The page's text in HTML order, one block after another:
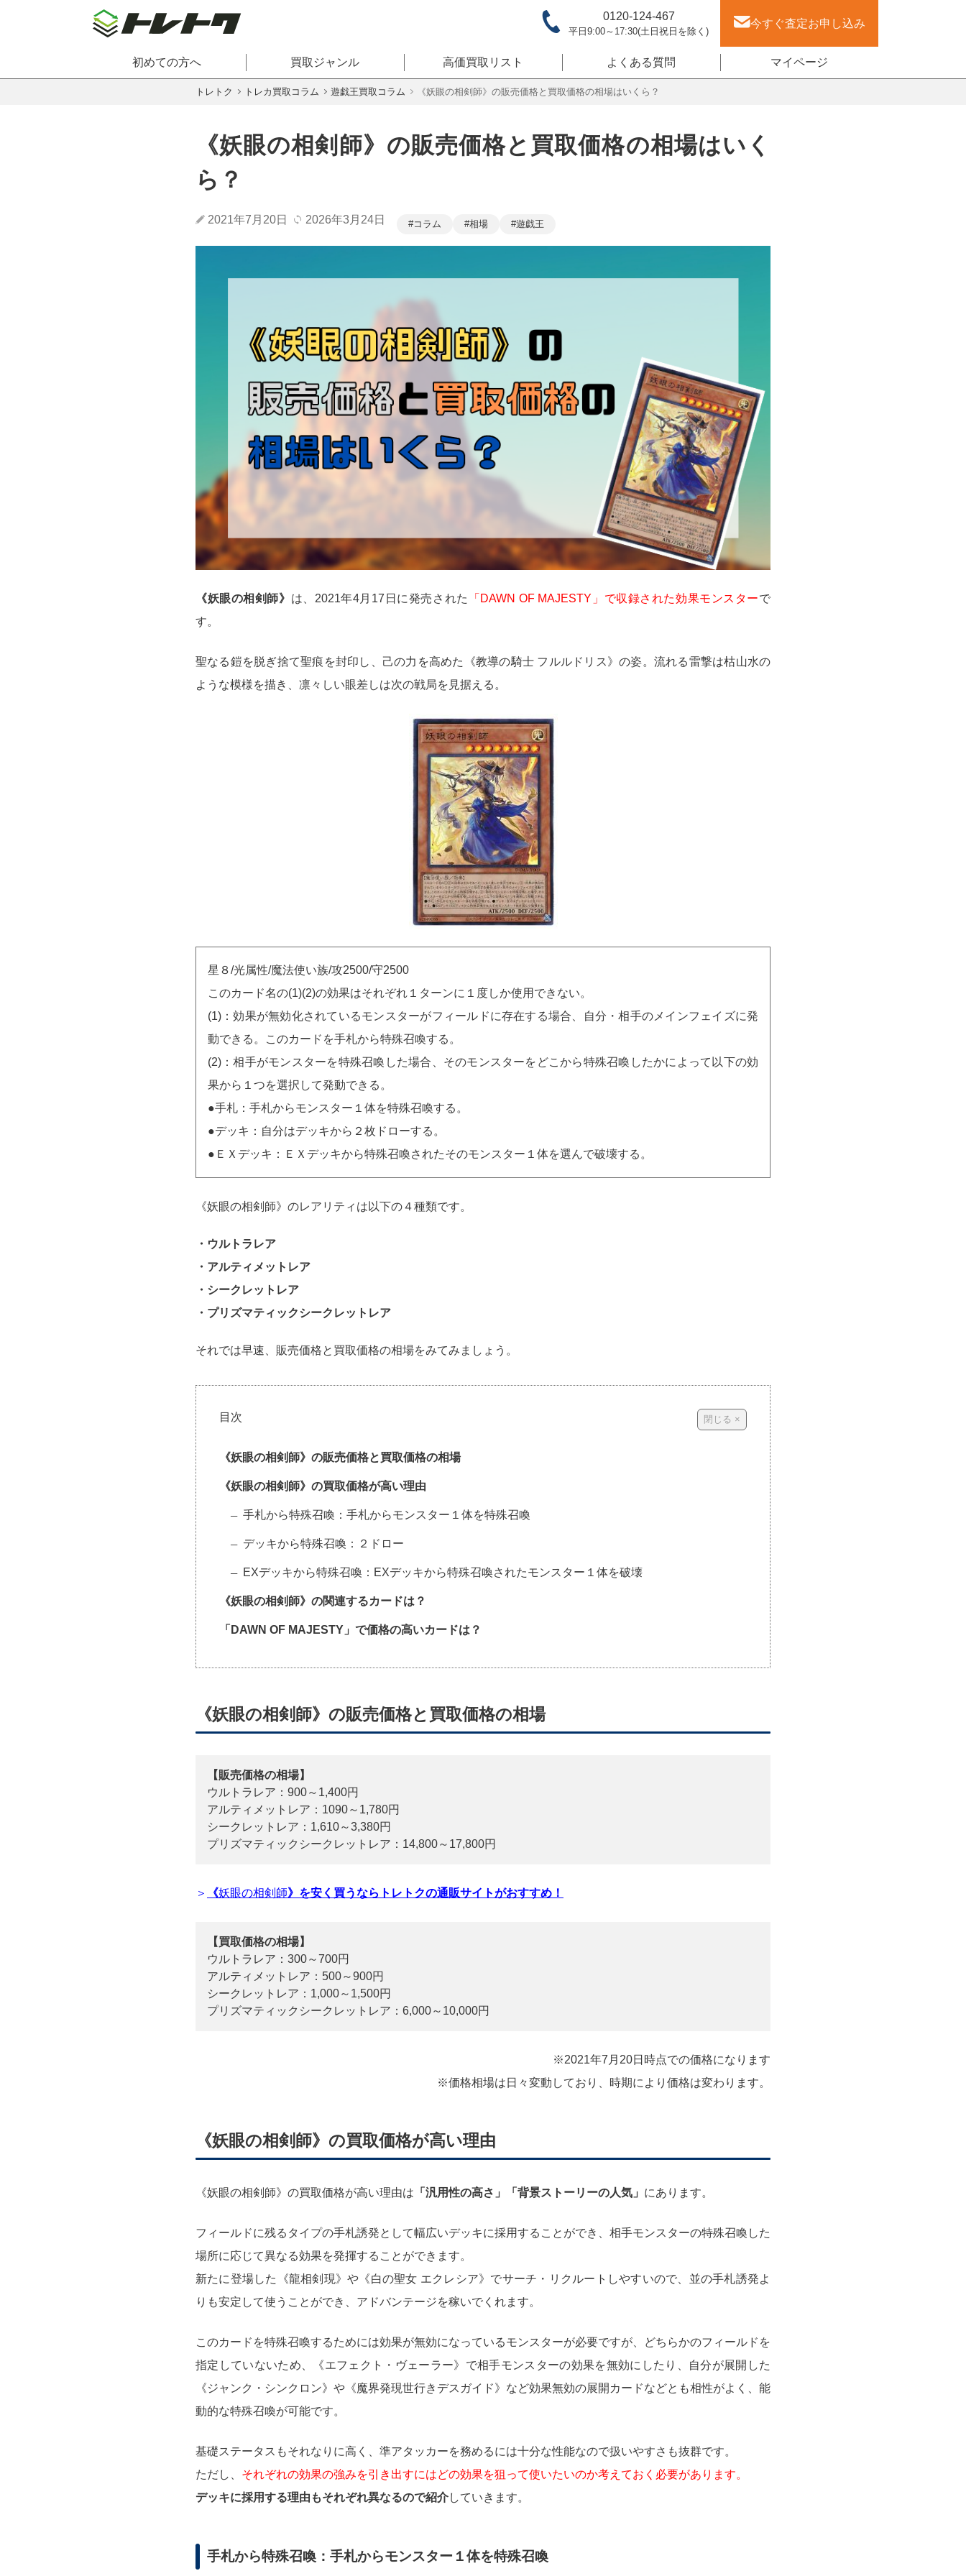
0120-124-467
平日9:00～17:30(土日祝日を除く)
今すぐ査定お申し込み
初めての方へ 買取ジャンル 高価買取リスト よくある質問 マイページ
トレトク トレカ買取コラム 遊戯王買取コラム 《妖眼の相剣師》の販売価格と買取価格の相場はいくら？
《妖眼の相剣師》の販売価格と買取価格の相場はいく
ら？
2021年7月20日 2026年3月24日 コラム 相場 遊戯王
《妖眼の相剣師》 は、2021年4月17日に発売された 「DAWN OF MAJESTY」で収録された効果モンスターで
す。
聖なる鎧を脱ぎ捨て聖痕を封印し、己の力を高めた《教導の騎士 フルルドリス》の姿。流れる雷撃は枯山水の
ような模様を描き、凛々しい眼差しは次の戦局を見据える。
星８/光属性/魔法使い族/攻2500/守2500
このカード名の(1)(2)の効果はそれぞれ１ターンに１度しか使用できない。
(1)：効果が無効化されているモンスターがフィールドに存在する場合、自分・相手のメインフェイズに発
動できる。このカードを手札から特殊召喚する。
(2)：相手がモンスターを特殊召喚した場合、そのモンスターをどこから特殊召喚したかによって以下の効
果から１つを選択して発動できる。
●手札：手札からモンスター１体を特殊召喚する。
●デッキ：自分はデッキから２枚ドローする。
●ＥＸデッキ：ＥＸデッキから特殊召喚されたそのモンスター１体を選んで破壊する。
《妖眼の相剣師》のレアリティは以下の４種類です。
・ウルトラレア
・アルティメットレア
・シークレットレア
・プリズマティックシークレットレア
それでは早速、販売価格と買取価格の相場をみてみましょう。
目次
《妖眼の相剣師》の販売価格と買取価格の相場
《妖眼の相剣師》の買取価格が高い理由
手札から特殊召喚：手札からモンスター１体を特殊召喚
デッキから特殊召喚：２ドロー
EXデッキから特殊召喚：EXデッキから特殊召喚されたモンスター１体を破壊
《妖眼の相剣師》の関連するカードは？
「DAWN OF MAJESTY」で価格の高いカードは？
《妖眼の相剣師》の販売価格と買取価格の相場
【販売価格の相場】
ウルトラレア：900～1,400円
アルティメットレア：1090～1,780円
シークレットレア：1,610～3,380円
プリズマティックシークレットレア：14,800～17,800円
＞ 《妖眼の相剣師》を安く買うならトレトクの通販サイトがおすすめ！
【買取価格の相場】
ウルトラレア：300～700円
アルティメットレア：500～900円
シークレットレア：1,000～1,500円
プリズマティックシークレットレア：6,000～10,000円
※2021年7月20日時点での価格になります
※価格相場は日々変動しており、時期により価格は変わります。
《妖眼の相剣師》の買取価格が高い理由
《妖眼の相剣師》の買取価格が高い理由は 「汎用性の高さ」「背景ストーリーの人気」 にあります。
フィールドに残るタイプの手札誘発として幅広いデッキに採用することができ、相手モンスターの特殊召喚した
場所に応じて異なる効果を発揮することができます。
新たに登場した《龍相剣現》や《白の聖女 エクレシア》でサーチ・リクルートしやすいので、並の手札誘発よ
りも安定して使うことができ、アドバンテージを稼いでくれます。
このカードを特殊召喚するためには効果が無効になっているモンスターが必要ですが、どちらかのフィールドを
指定していないため、《エフェクト・ヴェーラー》で相手モンスターの効果を無効にしたり、自分が展開した
《ジャンク・シンクロン》や《魔界発現世行きデスガイド》など効果無効の展開カードなどとも相性がよく、能
動的な特殊召喚が可能です。
基礎ステータスもそれなりに高く、準アタッカーを務めるには十分な性能なので扱いやすさも抜群です。
ただし、 それぞれの効果の強みを引き出すにはどの効果を狙って使いたいのか考えておく必要があります。
デッキに採用する理由もそれぞれ異なるので紹介していきます。
手札から特殊召喚：手札からモンスター１体を特殊召喚